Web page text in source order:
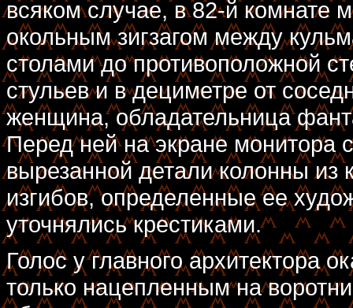
всяком случае, в 82-й комнате
окольным зигзагом между
столами до противоположной
стульев и в дециметре от
женщина, обладательница
Перед ней на экране монитора
вырезанной детали колонны из
изгибов, определенные ее
уточнялись крестиками.
Голос у главного архитектора
только нацепленным на